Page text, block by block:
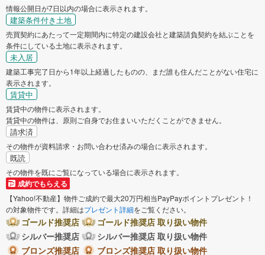
情報公開日が7日以内の場合に表示されます。
建築条件付き土地
売買契約にあたって一定期間内に特定の建設会社と建築請負契約を結ぶことを
条件にしている土地に表示されます。
未入居
建築工事完了日から1年以上経過したものの、まだ誰も住んだことがない住宅に
表示されます。
賃貸中
賃貸中の物件に表示されます。
賃貸中の物件は、原則ご自身でお住まいいただくことができません。
請求済
その物件が資料請求・お問い合わせ済みの場合に表示されます。
既読
その物件を既にご覧になっている場合に表示されます。
成約でもらえる
【Yahoo!不動産】物件ご成約で最大20万円相当PayPayポイントプレゼント！
の対象物件です。詳細はプレゼント詳細をご覧ください。
ゴールド推奨店
ゴールド推奨店 取り扱い物件
シルバー推奨店
シルバー推奨店 取り扱い物件
ブロンズ推奨店
ブロンズ推奨店 取り扱い物件